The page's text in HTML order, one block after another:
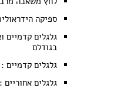
ספיקה הידראולית 50 ליטר /
גלגלים קדמיים
בגודלם
גלגלים קדמיים : 320/70R20
גלגלים אחוריים : 360/70R24